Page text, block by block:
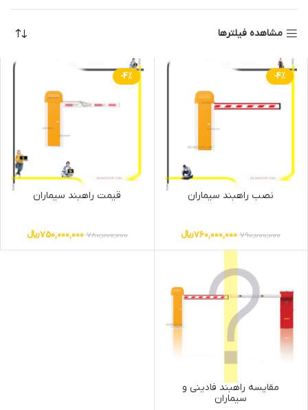
مشاهده فیلترها
-4%
نصب راهبند سیماران
790,000,000
760,000,000﷼
-4%
قیمت راهبند سیماران
780,000,000
750,000,000﷼
مقایسه راهبند فادینی و
سیماران